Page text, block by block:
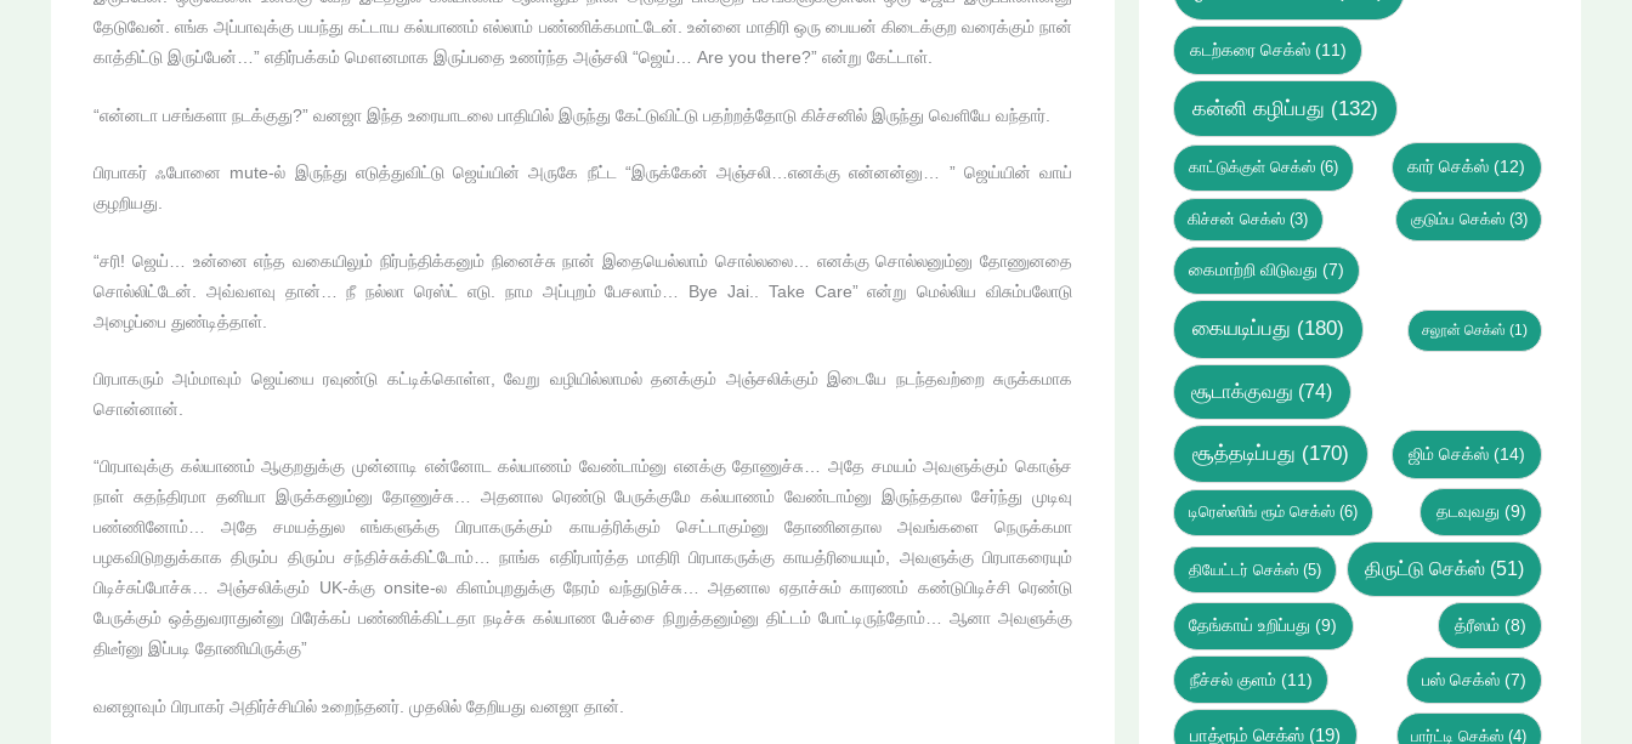
தேடுவேன். எங்க அப்பாவுக்கு பயந்து கட்டாய கல்யாணம் எல்லாம் பண்ணிக்கமாட்டேன். உன்னை மாதிரி ஒரு பையன் கிடைக்குற வரைக்கும் நான்
காத்திட்டு இருப்பேன்…” எதிர்பக்கம் மௌனமாக இருப்பதை உணர்ந்த அஞ்சலி “ஜெய்… Are you there?” என்று கேட்டாள்.
“என்னடா பசங்களா நடக்குது?” வனஜா இந்த உரையாடலை பாதியில் இருந்து கேட்டுவிட்டு பதற்றத்தோடு கிச்சனில் இருந்து வெளியே வந்தார்.
பிரபாகர் ஃபோனை mute-ல் இருந்து எடுத்துவிட்டு ஜெய்யின் அருகே நீட்ட “இருக்கேன் அஞ்சலி…எனக்கு என்னன்னு… ” ஜெய்யின் வாய்
குழறியது.
“சரி! ஜெய்… உன்னை எந்த வகையிலும் நிர்பந்திக்கனும் நினைச்சு நான் இதையெல்லாம் சொல்லலை… எனக்கு சொல்லனும்னு தோணுனதை
சொல்லிட்டேன். அவ்வளவு தான்… நீ நல்லா ரெஸ்ட் எடு. நாம அப்புறம் பேசலாம்… Bye Jai.. Take Care” என்று மெல்லிய விசும்பலோடு
அழைப்பை துண்டித்தாள்.
பிரபாகரும் அம்மாவும் ஜெய்யை ரவுண்டு கட்டிக்கொள்ள, வேறு வழியில்லாமல் தனக்கும் அஞ்சலிக்கும் இடையே நடந்தவற்றை சுருக்கமாக
சொன்னான்.
“பிரபாவுக்கு கல்யாணம் ஆகுறதுக்கு முன்னாடி என்னோட கல்யாணம் வேண்டாம்னு எனக்கு தோணுச்சு… அதே சமயம் அவளுக்கும் கொஞ்ச
நாள் சுதந்திரமா தனியா இருக்கனும்னு தோணுச்சு… அதனால ரெண்டு பேருக்குமே கல்யாணம் வேண்டாம்னு இருந்ததால சேர்ந்து முடிவு
பண்ணினோம்… அதே சமயத்துல எங்களுக்கு பிரபாகருக்கும் காயத்ரிக்கும் செட்டாகும்னு தோணினதால அவங்களை நெருக்கமா
பழகவிடுறதுக்காக திரும்ப திரும்ப சந்திச்சுக்கிட்டோம்… நாங்க எதிர்பார்த்த மாதிரி பிரபாகருக்கு காயத்ரியையும், அவளுக்கு பிரபாகரையும்
பிடிச்சுப்போச்சு… அஞ்சலிக்கும் UK-க்கு onsite-ல கிளம்புறதுக்கு நேரம் வந்துடுச்சு… அதனால ஏதாச்சும் காரணம் கண்டுபிடிச்சி ரெண்டு
பேருக்கும் ஒத்துவராதுன்னு பிரேக்கப் பண்ணிக்கிட்டதா நடிச்சு கல்யாண பேச்சை நிறுத்தனும்னு திட்டம் போட்டிருந்தோம்… ஆனா அவளுக்கு
திடீர்னு இப்படி தோணியிருக்கு”
வனஜாவும் பிரபாகர் அதிர்ச்சியில் உறைந்தனர். முதலில் தேறியது வனஜா தான்.
கடற்கரை செக்ஸ்(11)
கன்னி கழிப்பது (132)
காட்டுக்குள் செக்ஸ் (6) கார் செக்ஸ் (12)
கிச்சன் செக்ஸ் (3) குடும்ப செக்ஸ்(3)
கைமாற்றி விடுவது (7)
கையடிப்பது (180) சலூன் செக்ஸ் (1)
சூடாக்குவது (74)
சூத்தடிப்பது (170) ஜிம் செக்ஸ் (14)
டிரெஸ்ஸிங் ரூம் செக்ஸ் (6) தடவுவது (9)
தியேட்டர் செக்ஸ்(5) திருட்டு செக்ஸ் (51)
தேங்காய் உறிப்பது (9) த்ரீஸம்(8)
நீச்சல் குளம்(11) பஸ் செக்ஸ்(7)
பாத்ரூம் செக்ஸ் (19) பார்ட்டி செக்ஸ் (4)